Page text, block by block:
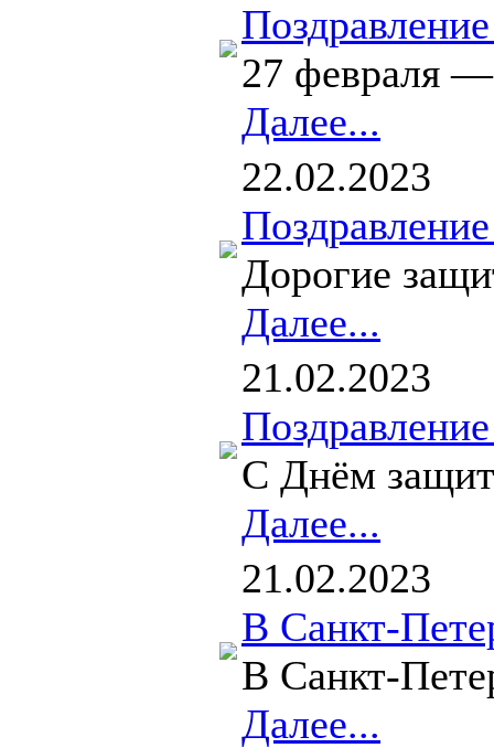
27 февраля —
Далее...
22.02.2023
Дорогие
Далее...
21.02.2023
С Днём
Далее...
21.02.2023
В Санкт-
В Санкт-
Далее...